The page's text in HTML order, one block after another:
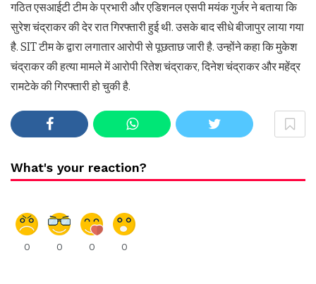
गठित एसआईटी टीम के प्रभारी और एडिशनल एसपी मयंक गुर्जर ने बताया कि
सुरेश चंद्राकर की देर रात गिरफ्तारी हुई थी. उसके बाद सीधे बीजापुर लाया गया
है. SIT टीम के द्वारा लगातार आरोपी से पूछताछ जारी है. उन्होंने कहा कि मुकेश
चंद्राकर की हत्या मामले में आरोपी रितेश चंद्राकर, दिनेश चंद्राकर और महेंद्र
रामटेके की गिरफ्तारी हो चुकी है.
What's your reaction?
0 0 0 0